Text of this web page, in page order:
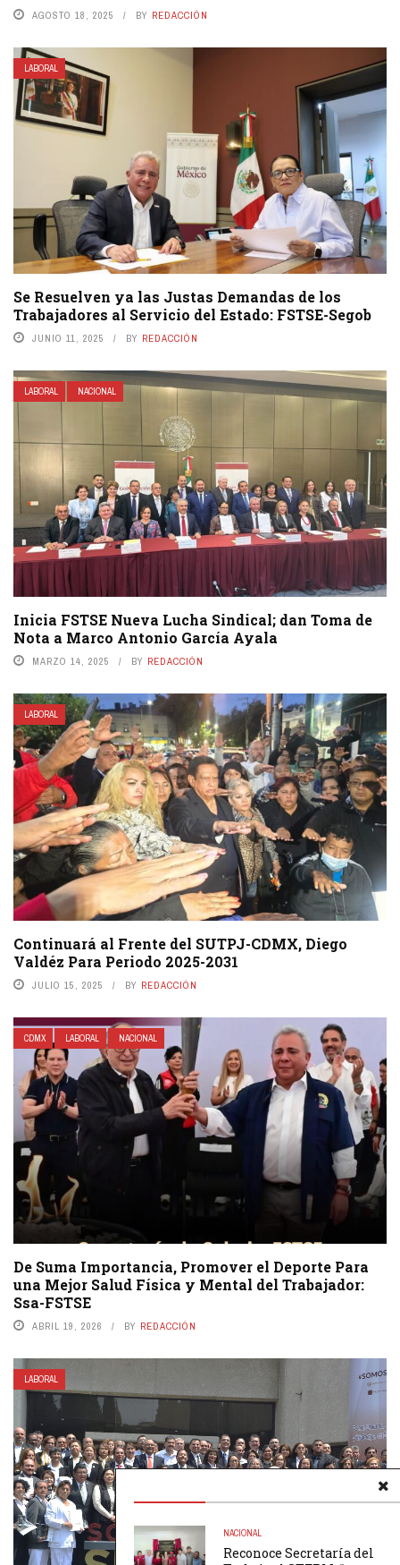
AGOSTO 18, 2025 BY REDACCIÓN
LABORAL
Se Resuelven ya las Justas Demandas de los
Trabajadores al Servicio del Estado: FSTSE-Segob
JUNIO 11, 2025 BY REDACCIÓN
LABORAL NACIONAL
Inicia FSTSE Nueva Lucha Sindical; dan Toma de
Nota a Marco Antonio García Ayala
MARZO 14, 2025 BY REDACCIÓN
LABORAL
Continuará al Frente del SUTPJ-CDMX, Diego
Valdéz Para Periodo 2025-2031
JULIO 15, 2025 BY REDACCIÓN
CDMX LABORAL NACIONAL
De Suma Importancia, Promover el Deporte Para
una Mejor Salud Física y Mental del Trabajador:
Ssa-FSTSE
ABRIL 19, 2026 BY REDACCIÓN
LABORAL
NACIONAL
Reconoce Secretaría del